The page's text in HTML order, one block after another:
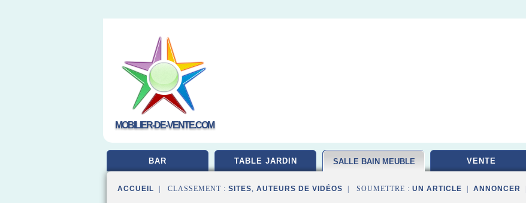
MOBILIER-DE-VENTE.COM
BAR TABLE JARDIN SALLE BAIN MEUBLE VENTE
ACCUEIL | CLASSEMENT : SITES, AUTEURS DE VIDÉOS | SOUMETTRE : UN ARTICLE ANNONCER